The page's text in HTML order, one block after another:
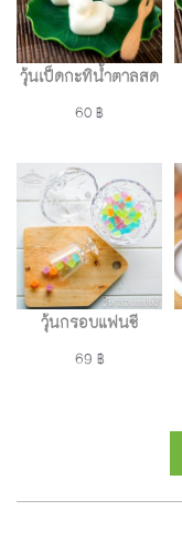
วุ้นเป็ดกะทิน้ำตาลสด
60 ฿
วุ้นกรอบแฟนซี
69 ฿